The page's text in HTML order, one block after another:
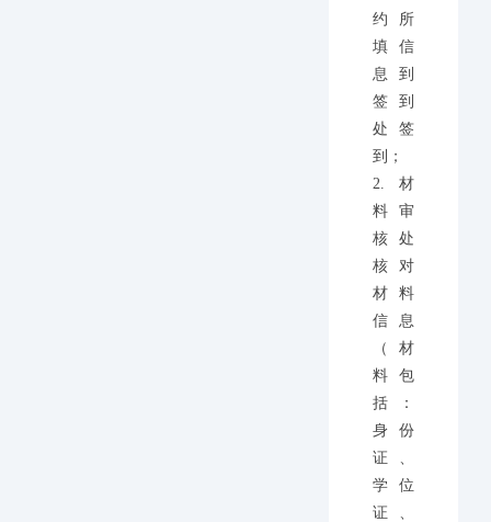
约所
填信
息到
签到
处签
到；
2.材
料审
核处
核对
材料
信息
（材
料包
括：
身份
证、
学位
证、